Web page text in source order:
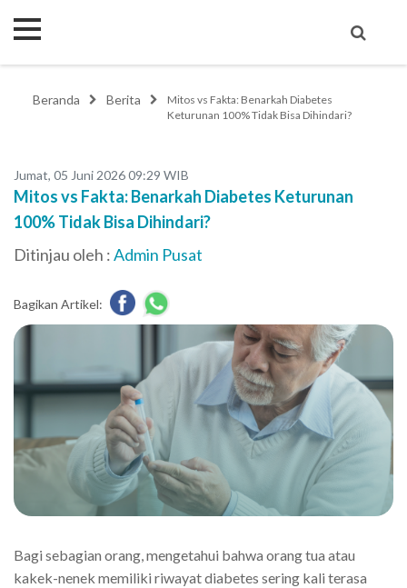
Beranda Berita
Mitos vs Fakta: Benarkah Diabetes
Keturunan 100% Tidak Bisa Dihindari?
Jumat, 05 Juni 2026 09:29 WIB
Mitos vs Fakta: Benarkah Diabetes Keturunan
100% Tidak Bisa Dihindari?
Ditinjau oleh :Admin Pusat
Bagikan Artikel:
Bagi sebagian orang, mengetahui bahwa orang tua atau
kakek-nenek memiliki riwayat diabetes sering kali terasa